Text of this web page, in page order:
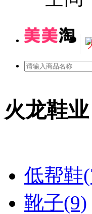
火龙鞋业
低帮鞋
靴子(9)